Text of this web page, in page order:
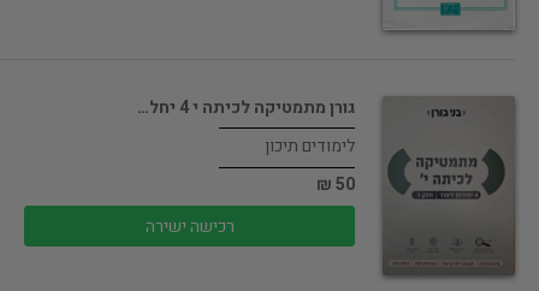
גורן מתמטיקה לכיתה י 4 יחל…
לימודים תיכון
50 ₪
רכישה ישירה